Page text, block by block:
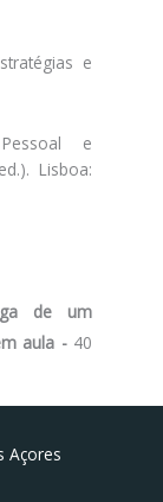
e
e
Lisboa:
de um
aula -40
Açores